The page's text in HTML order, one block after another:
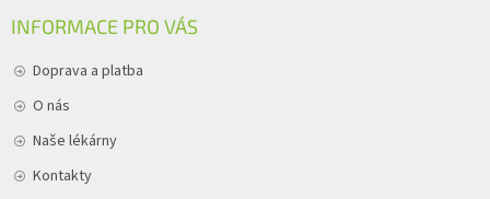
INFORMACE PRO VÁS
Doprava a platba
O nás
Naše lékárny
Kontakty